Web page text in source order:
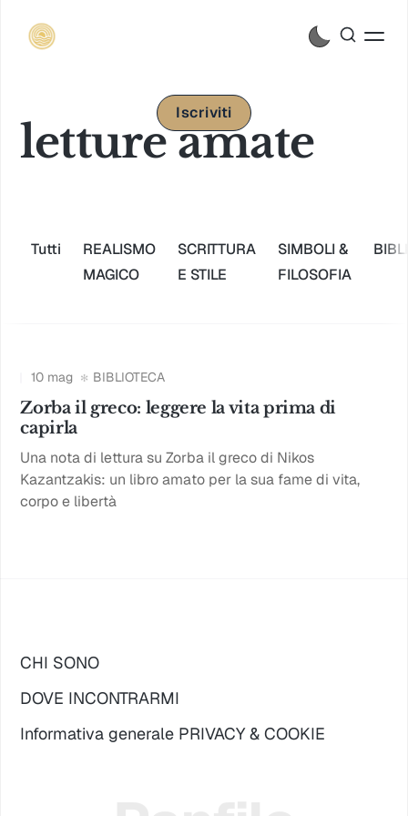
Iscriviti
letture amate
Tutti
REALISMO
MAGICO
SCRITTURA
E STILE
SIMBOLI &
FILOSOFIA
10 mag BIBLIOTECA
Zorba il greco: leggere la vita prima di
capirla
Una nota di lettura su Zorba il greco di Nikos
Kazantzakis: un libro amato per la sua fame di vita,
corpo e libertà
CHI SONO
DOVE INCONTRARMI
Informativa generale PRIVACY & COOKIE